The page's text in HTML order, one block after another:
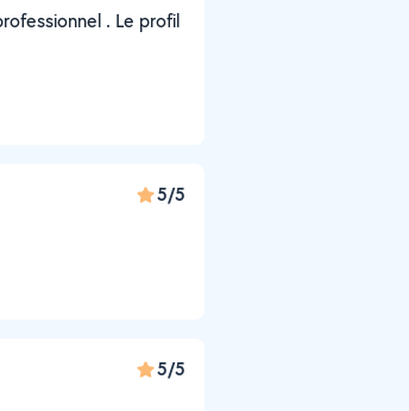
. Le profil
5/5
5/5